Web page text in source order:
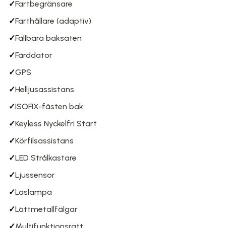
✓Fartbegränsare
✓Farthållare (adaptiv)
✓Fällbara baksäten
✓Färddator
✓GPS
✓Helljusassistans
✓ISOFIX-fästen bak
✓Keyless Nyckelfri Start
✓Körfilsassistans
✓LED Strålkastare
✓Ljussensor
✓Läslampa
✓Lättmetallfälgar
✓Multifunktionsratt